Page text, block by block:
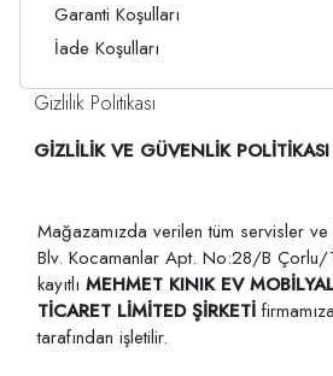
Garanti Koşulları
İade Koşulları
Gizlilik Politikası
GİZLİLİK VE GÜVENLİK POLİTİKASI
Mağazamızda verilen tüm servisler
Blv. Kocamanlar Apt. No:28/B Çorlu/
kayıtlı MEHMET KINIK EV
TİCARET LİMİTED ŞİRKETİ
tarafından işletilir.